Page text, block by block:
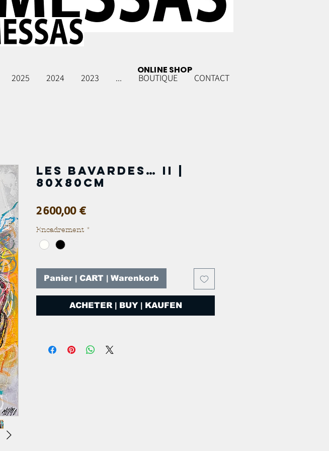
2025 2024 2023 ... BOUTIQUE CONTACT
ONLINE SHOP
Les bavardes… II |
80x80cm
2 600,00 €Prix
Encadrement *
Panier | CART | Warenkorb
ACHETER | BUY | KAUFEN